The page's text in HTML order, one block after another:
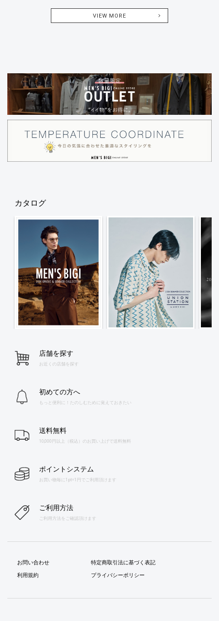
VIEW MORE
カタログ
店舗を探す
お近くの店舗を探す
初めての方へ
もっと便利に！たのしむために覚えておきたい
送料無料
10,000円以上（税込）のお買い上げで送料無料
ポイントシステム
お買い物毎に1pt=1円でご利用頂けます
ご利用方法
ご利用方法をご確認頂けます
お問い合わせ
利用規約
特定商取引法に基づく表記
プライバシーポリシー